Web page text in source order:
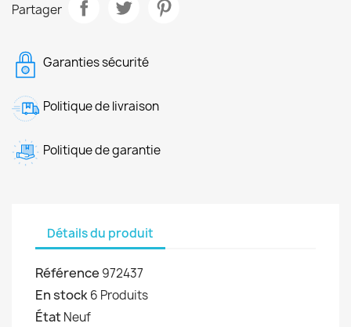
Partager
Garanties sécurité
Politique de livraison
Politique de garantie
Détails du produit
Référence 972437
En stock6 Produits
ÉtatNeuf